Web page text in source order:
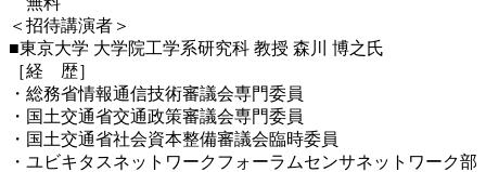
＜招待講演者＞
■東京大学 大学院工学系研究科 教授 森川 博之氏
［経 歴］
・総務省情報通信技術審議会専門委員
・国土交通省交通政策審議会専門委員
・国土交通省社会資本整備審議会臨時委員
・ユビキタスネットワークフォーラムセンサネットワーク部